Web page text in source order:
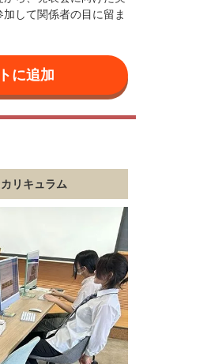
して関係者の目に留ま
リキュラム